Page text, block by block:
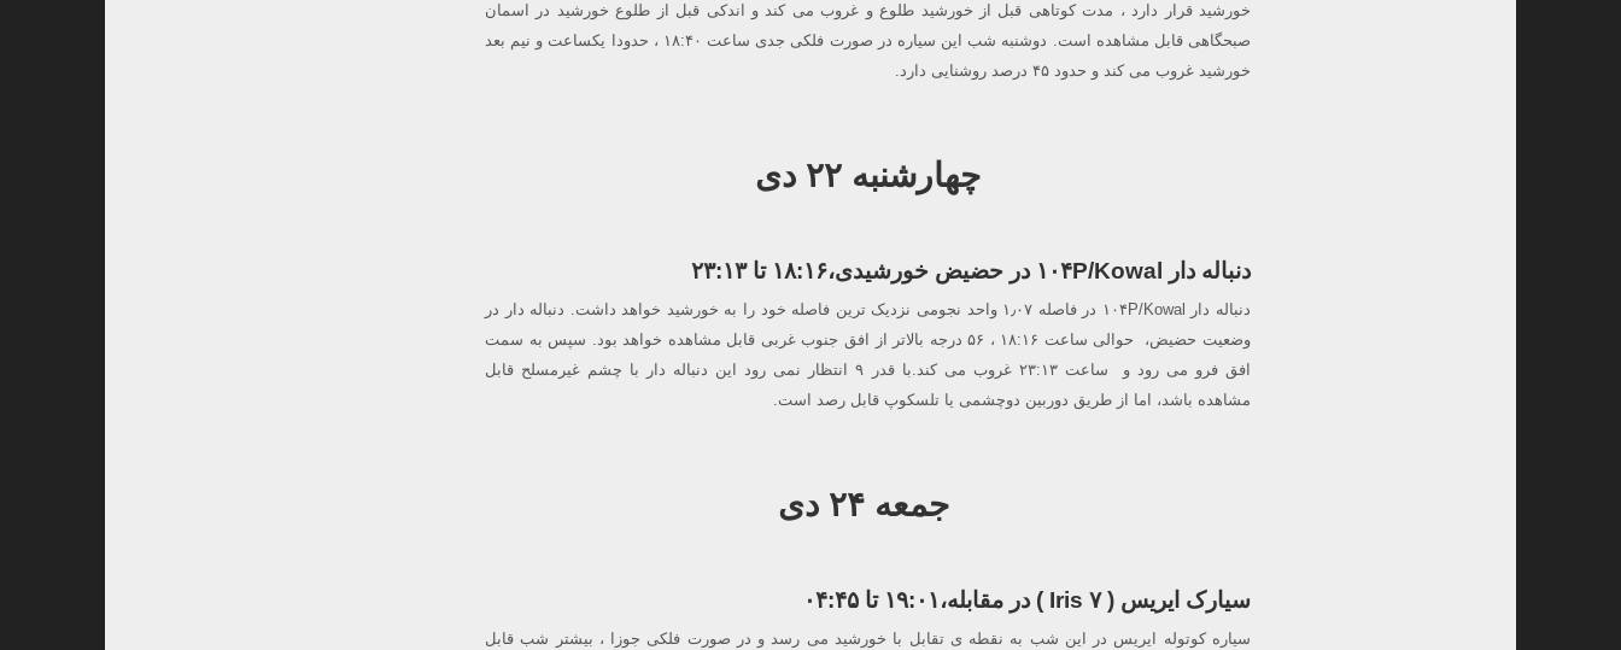
خورشید قرار دارد ، مدت کوتاهی قبل از خورشید طلوع و غروب می کند و اندکی قبل از طلوع خورشید در اسمان
صبحگاهی قابل مشاهده است. دوشنبه شب این سیاره در صورت فلکی جدی ساعت ۱۸:۴۰ ، حدودا یکساعت و نیم بعد
خورشید غروب می کند و حدود ۴۵ درصد روشنایی دارد.
چهارشنبه ۲۲ دی
دنباله دار ۱۰۴P/Kowal در حضیض خورشیدی،۱۸:۱۶ تا ۲۳:۱۳
دنباله دار ۱۰۴P/Kowal در فاصله ۱٫۰۷ واحد نجومی نزدیک ترین فاصله خود را به خورشید خواهد داشت. دنباله دار در
وضعیت حضیض، حوالی ساعت ۱۸:۱۶ ، ۵۶ درجه بالاتر از افق جنوب غربی قابل مشاهده خواهد بود. سپس به سمت
افق فرو می رود و ساعت ۲۳:۱۳ غروب می کند.با قدر ۹ انتظار نمی رود این دنباله دار با چشم غیرمسلح قابل
مشاهده باشد، اما از طریق دوربین دوچشمی یا تلسکوپ قابل رصد است.
جمعه ۲۴ دی
سیارک ایریس ( ۷ Iris ) در مقابله،۱۹:۰۱ تا ۰۴:۴۵
سیاره کوتوله ایریس در این شب به نقطه ی تقابل با خورشید می رسد و در صورت فلکی جوزا ، بیشتر شب قابل